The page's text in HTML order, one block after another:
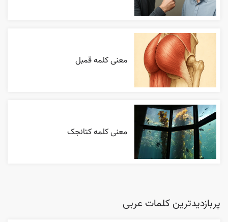
معنی کلمه قمبل
معنی کلمه کتانجک
پربازدیدترین کلمات عربی